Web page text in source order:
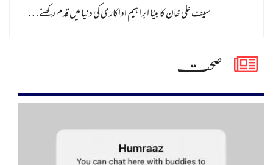
سیف علی خان کا بیٹا ابراہیم اداکاری کی دنیا میں قدم رکھنے…
صحت